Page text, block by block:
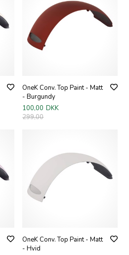
OneK Conv. Top Paint - Matt
- Burgundy
100,00 DKK
299,00
OneK Conv. Top Paint - Matt
- Hvid